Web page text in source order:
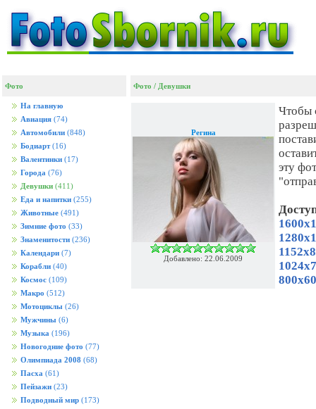
Фото
На главную
Авиация (74)
Автомобили (848)
Бодиарт (16)
Валентинки (17)
Города (76)
Девушки (411)
Еда и напитки (255)
Животные (491)
Зимние фото (33)
Знаменитости (236)
Календари (7)
Корабли (40)
Космос (109)
Макро (512)
Мотоциклы (26)
Мужчины (6)
Музыка (196)
Новогодние фото (77)
Олимпиада 2008 (68)
Пасха (61)
Пейзажи (23)
Подводный мир (173)
Фото / Девушки
Регина
Добавлено: 22.06.2009
Чтобы
эту